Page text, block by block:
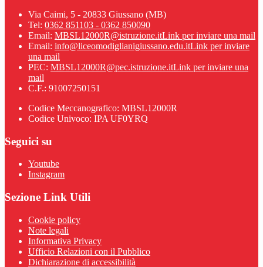
Via Caimi, 5 - 20833 Giussano (MB)
Tel: 0362 851103 - 0362 850090
Email: MBSL12000R@istruzione.itLink per inviare una mail
Email: info@liceomodiglianigiussano.edu.itLink per inviare
una mail
PEC: MBSL12000R@pec.istruzione.itLink per inviare una
mail
C.F.: 91007250151
Codice Meccanografico: MBSL12000R
Codice Univoco: IPA UF0YRQ
Seguici su
Youtube
Instagram
Sezione Link Utili
Cookie policy
Note legali
Informativa Privacy
Ufficio Relazioni con il Pubblico
Dichiarazione di accessibilità